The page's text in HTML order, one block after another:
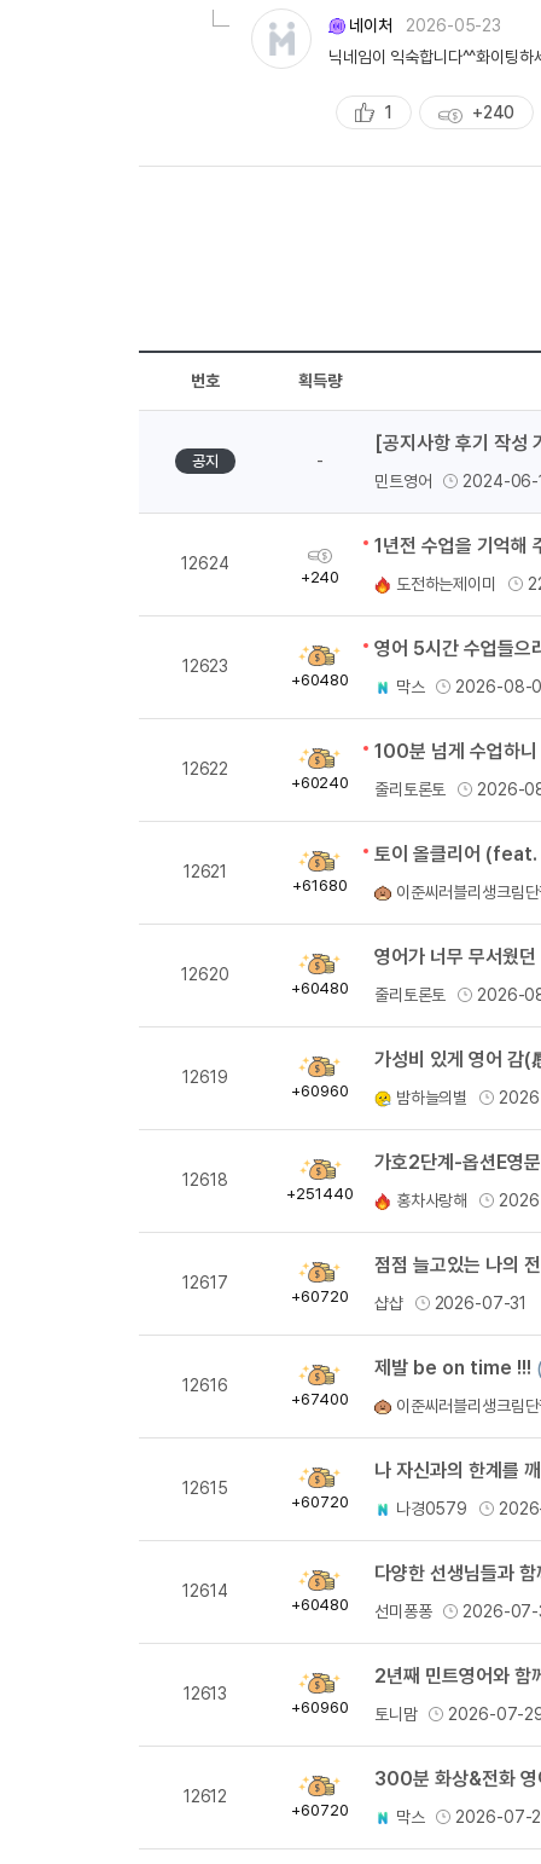
네이처
2026-05-23
닉네임이 익숙합니다^^화이팅하
추
천
1
획
득
+240
번호 획득량
공지 -
[공지사항 후기 작성
민트영어 2024-06-
12624
획
득
+240
1년전 수업을 기억해
도전하는제이미
12623
획
득
+60480 막스 2026-08-
12622
획
득
+60240
100분 넘게 수업하니
줄리토론토 2026-
12621
획
득
+61680
토이 올클리어 (feat.
이준씨러블리생크림
12620
획
득
+60480
영어가 너무 무서웠
줄리토론토 2026-
12619
획
득
+60960
가성비 있게 영어 감(
밤하늘의별
12618
획
득
+251440 홍차사랑해
12617
획
득
+60720
점점 늘고있는 나의
샵샵 2026-07-31
12616
획
득
+67400
제발 be on time !!!
이준씨러블리생크림
12615
획
득
+60720
나 자신과의 한계를
나경0579
12614
획
득
+60480
다양한 선생님들과
선미퐁퐁 2026-
12613
획
득
+60960
2년째 민트영어와 함
토니맘 2026-07-
12612
획
득
+60720
300분 화상&전화 영
막스 2026-07-